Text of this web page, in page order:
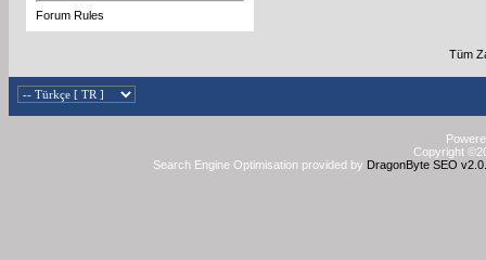
Forum Rules
Tüm
Copyright
Search Engine Optimisation provided by DragonByte SEO